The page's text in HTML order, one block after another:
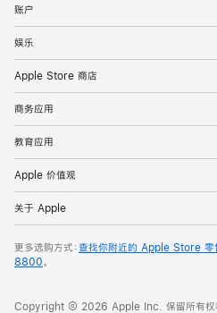
账户
娱乐
Apple Store 商店
商务应用
教育应用
Apple 价值观
关于 Apple
更多选购方式：查找你附近的 Apple Store 零
8800。
Copyright © 2026 Apple Inc. 保留所有权